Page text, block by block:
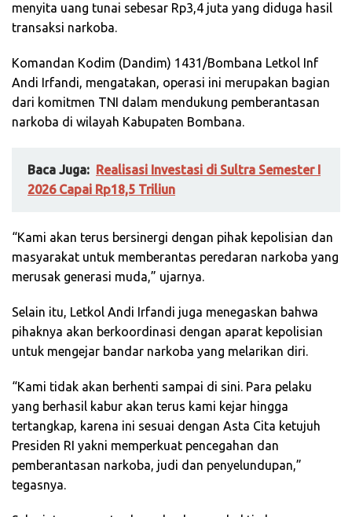
menyita uang tunai sebesar Rp3,4 juta yang diduga hasil
transaksi narkoba.
Komandan Kodim (Dandim) 1431/Bombana Letkol Inf
Andi Irfandi, mengatakan, operasi ini merupakan bagian
dari komitmen TNI dalam mendukung pemberantasan
narkoba di wilayah Kabupaten Bombana.
Baca Juga:
Realisasi Investasi di Sultra Semester I
2026 Capai Rp18,5 Triliun
“Kami akan terus bersinergi dengan pihak kepolisian dan
masyarakat untuk memberantas peredaran narkoba yang
merusak generasi muda,” ujarnya.
Selain itu, Letkol Andi Irfandi juga menegaskan bahwa
pihaknya akan berkoordinasi dengan aparat kepolisian
untuk mengejar bandar narkoba yang melarikan diri.
“Kami tidak akan berhenti sampai di sini. Para pelaku
yang berhasil kabur akan terus kami kejar hingga
tertangkap, karena ini sesuai dengan Asta Cita ketujuh
Presiden RI yakni memperkuat pencegahan dan
pemberantasan narkoba, judi dan penyelundupan,”
tegasnya.